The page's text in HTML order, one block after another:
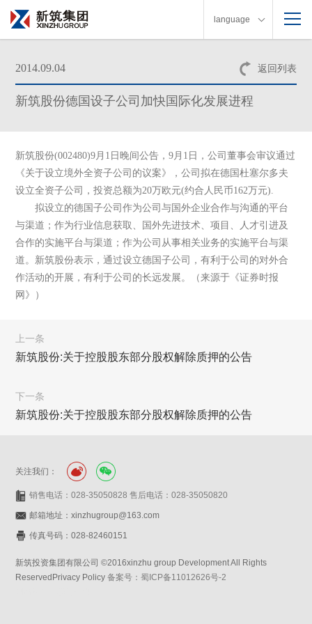
language
返回列表
2014.09.04
新筑股份德国设子公司加快国际化发展进程
新筑股份(002480)9月1日晚间公告，9月1日，公司董事会审议通过
《关于设立境外全资子公司的议案》，公司拟在德国杜塞尔多夫
设立全资子公司，投资总额为20万欧元(约合人民币162万元).
拟设立的德国子公司作为公司与国外企业合作与沟通的平台
与渠道；作为行业信息获取、国外先进技术、项目、人才引进及
合作的实施平台与渠道；作为公司从事相关业务的实施平台与渠
道。新筑股份表示，通过设立德国子公司，有利于公司的对外合
作活动的开展，有利于公司的长远发展。（来源于《证券时报
网》）
上一条
新筑股份:关于控股股东部分股权解除质押的公告
下一条
新筑股份:关于控股股东部分股权解除质押的公告
关注我们：
销售电话：028-35050828 售后电话：028-35050820
邮箱地址：xinzhugroup@163.com
传真号码：028-82460151
新筑投资集团有限公司 ©2016xinzhu group Development All Rights
ReservedPrivacy Policy备案号：蜀ICP备11012626号-2